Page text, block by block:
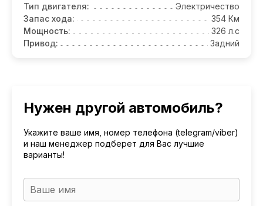
Тип двигателя:
Электричество
Запас хода:
354 Км
Мощность:
326 л.с
Привод:
Задний
Нужен другой автомобиль?
Укажите ваше имя, номер телефона (telegram/viber)
и наш менеджер подберет для Вас лучшие
варианты!